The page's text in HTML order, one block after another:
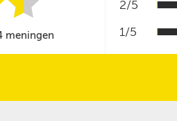
meningen
2/5
1/5